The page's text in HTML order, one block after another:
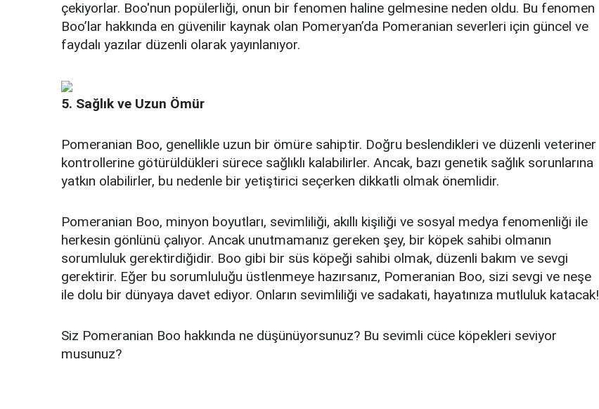
çekiyorlar. Boo'nun popülerliği, onun bir fenomen haline gelmesine neden oldu. Bu fenomen
Boo’lar hakkında en güvenilir kaynak olan Pomeryan’da Pomeranian severleri için güncel ve
faydalı yazılar düzenli olarak yayınlanıyor.
5. Sağlık ve Uzun Ömür
Pomeranian Boo, genellikle uzun bir ömüre sahiptir. Doğru beslendikleri ve düzenli veteriner
kontrollerine götürüldükleri sürece sağlıklı kalabilirler. Ancak, bazı genetik sağlık sorunlarına
yatkın olabilirler, bu nedenle bir yetiştirici seçerken dikkatli olmak önemlidir.
Pomeranian Boo, minyon boyutları, sevimliliği, akıllı kişiliği ve sosyal medya fenomenliği ile
herkesin gönlünü çalıyor. Ancak unutmamanız gereken şey, bir köpek sahibi olmanın
sorumluluk gerektirdiğidir. Boo gibi bir süs köpeği sahibi olmak, düzenli bakım ve sevgi
gerektirir. Eğer bu sorumluluğu üstlenmeye hazırsanız, Pomeranian Boo, sizi sevgi ve neşe
ile dolu bir dünyaya davet ediyor. Onların sevimliliği ve sadakati, hayatınıza mutluluk katacak!
Siz Pomeranian Boo hakkında ne düşünüyorsunuz? Bu sevimli cüce köpekleri seviyor
musunuz?